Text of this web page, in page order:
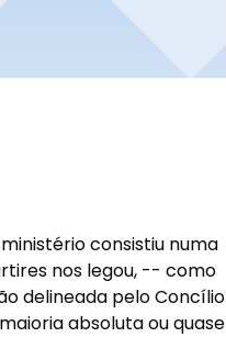
consistiu numa
nos legou, -- como
delineada pelo Concílio
absoluta ou quase